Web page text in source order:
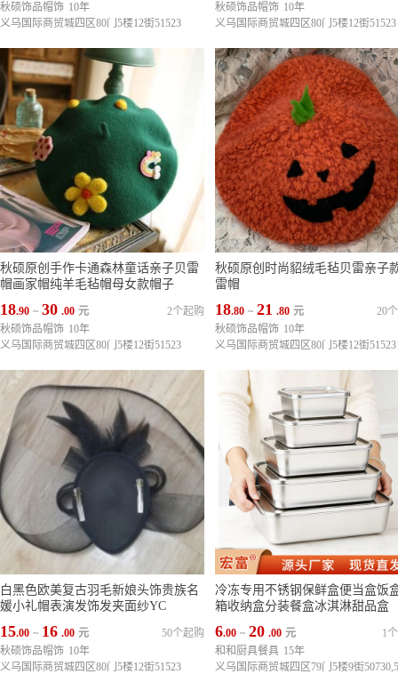
秋硕饰品帽饰 10年
义乌国际商贸城四区80门5楼12街51523
秋硕饰品帽饰 10年
义乌国际商贸城四区80门5楼12街51523
秋硕原创手作卡通森林童话亲子贝雷
帽画家帽纯羊毛毡帽母女款帽子
18.90 ~ 30 .00 元
2个起购
秋硕饰品帽饰 10年
义乌国际商贸城四区80门5楼12街51523
秋硕原创时尚貂绒毛毡贝雷亲子
雷帽
18.80 ~ 21 .80 元
20
秋硕饰品帽饰 10年
义乌国际商贸城四区80门5楼12街51523
白黑色欧美复古羽毛新娘头饰贵族名
媛小礼帽表演发饰发夹面纱YC
15.00 ~ 16 .00 元
50个起购
秋硕饰品帽饰 10年
义乌国际商贸城四区80门5楼12街51523
冷冻专用不锈钢保鲜盒便当盒饭
箱收纳盒分装餐盒冰淇淋甜品盒
6.00 ~ 20 .00 元
1
和和厨具餐具 15年